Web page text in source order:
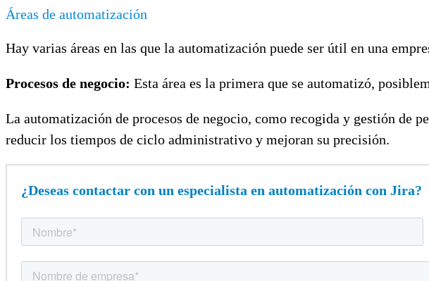
Áreas de automatización
Hay varias áreas en las que la automatización puede ser útil en una
Procesos de negocio: Esta área es la primera que se automatizó,
La automatización de procesos de negocio, como recogida y gestión de
reducir los tiempos de ciclo administrativo y mejoran su precisión.
¿Deseas contactar con un especialista en automatización con Jira?